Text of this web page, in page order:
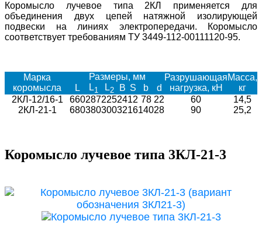
Коромысло лучевое типа 2КЛ применяется для
объединения двух цепей натяжной изолирующей
подвески на линиях электропередачи. Коромысло
соответствует требованиям ТУ 3449-112-00111120-95.
Марка
коромысла
Размеры, мм
Разрушающая
нагрузка, кН
Масса,
кг
L L1 L2 B S b
d
2КЛ-12/16-1
6602872252412 78 22 60
14,5
2КЛ-21-1
680380300321614028 90 25,2
Коромысло лучевое типа 3КЛ-21-3